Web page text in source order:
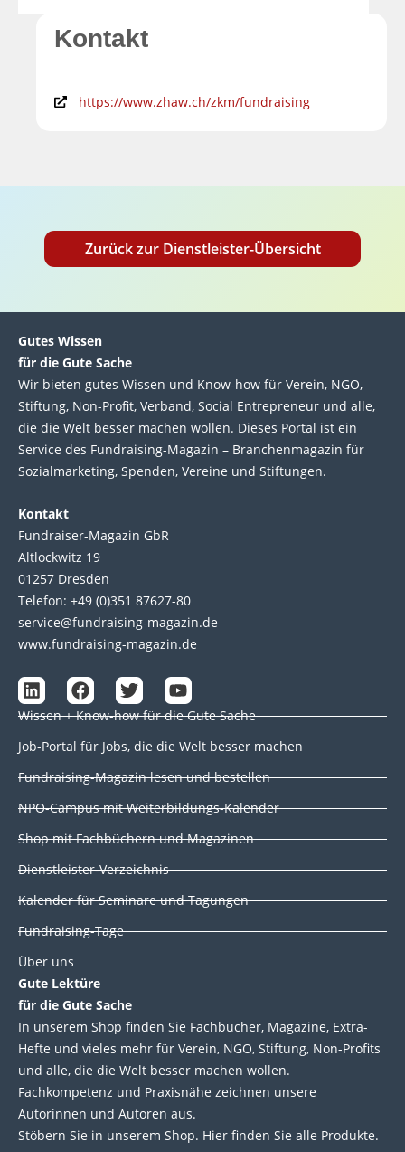
Kontakt
https://www.zhaw.ch/zkm/fundraising
Zurück zur Dienstleister-Übersicht
Gutes Wissen
für die Gute Sache
Wir bie­ten gutes Wis­sen und Know-how für Ver­ein, NGO,
Stif­tung, Non-Profit, Ver­band, Social Entre­pre­neur und alle,
die die Welt bes­ser machen wol­len. Die­ses Por­tal ist ein
Service des Fund­raising-Magazin – Bran­chen­magazin für
Sozial­marke­ting, Spen­den, Ver­eine und Stif­tun­gen.
Kontakt
Fundraiser-Magazin GbR
Altlockwitz 19
01257 Dresden
Telefon: +49 (0)351 87627-80
service@fundraising-magazin.de
www.fundraising-magazin.de
L
i
n
k
e
d
n
F
a
c
e
b
o
k
T
w
i
t
e
Y
o
u
t
u
b
Wissen + Know-how für die Gute Sache
Job-Portal für Jobs, die die Welt besser machen
Fundraising-Magazin lesen und bestellen
NPO-Campus mit Weiterbildungs-Kalender
Shop mit Fachbüchern und Magazinen
Dienstleister-Verzeichnis
Kalender für Seminare und Tagungen
Fundraising-Tage
Über uns
Gute Lektüre
für die Gute Sache
In unserem Shop finden Sie Fachbücher, Magazine, Extra-
Hefte und vieles mehr für Verein, NGO, Stiftung, Non-Profits
und alle, die die Welt besser machen wollen.
Fachkompetenz und Praxisnähe zeichnen unsere
Autorinnen und Autoren aus.
Stöbern Sie in unserem Shop. Hier finden Sie alle Produkte.